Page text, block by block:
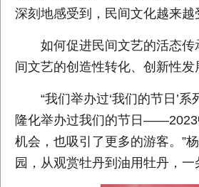
深刻地感受到，民间文化越来
如何促进民间文艺的活态
间文艺的创造性转化、创新性
“我们举办过‘我们的节日’
隆化举办过我们的节日——2023
机会，也吸引了更多的游客。”
园，从观赏牡丹到油用牡丹，